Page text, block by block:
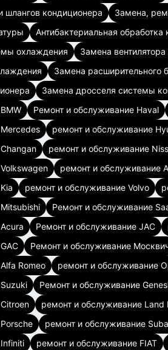
шлангов кондиционера
Замена,
Антибактериальная обработка
охлаждения
Замена вентилятора
Замена расширительного
Замена дросселя системы
Ремонт и обслуживание Haval
ремонт и обслуживание
ремонт и обслуживание
ремонт и обслуживание
ремонт и обслуживание Volvo
Ремонт и обслуживание
Ремонт и обслуживание JAC
Ремонт и обслуживание
Romeo
ремонт и обслуживание
Ремонт и обслуживание
ремонт и обслуживание Land
ремонт и обслуживание
ремонт и обслуживание FIAT